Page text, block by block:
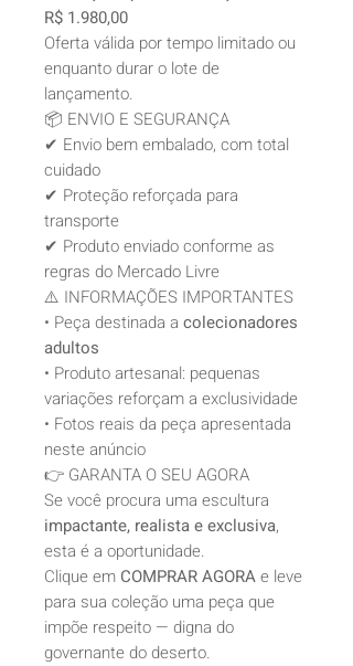
R$ 1.980,00
Oferta válida por tempo limitado ou
enquanto durar o lote de
lançamento.
📦 ENVIO E SEGURANÇA
✔ Envio bem embalado, com total
cuidado
✔ Proteção reforçada para
transporte
✔ Produto enviado conforme as
regras do Mercado Livre
⚠️ INFORMAÇÕES IMPORTANTES
• Peça destinada a colecionadores
adultos
• Produto artesanal: pequenas
variações reforçam a exclusividade
• Fotos reais da peça apresentada
neste anúncio
👉 GARANTA O SEU AGORA
Se você procura uma escultura
impactante, realista e exclusiva,
esta é a oportunidade.
Clique em COMPRAR AGORAe leve
para sua coleção uma peça que
impõe respeito — digna do
governante do deserto.